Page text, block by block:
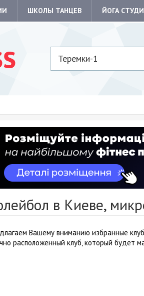
ШКОЛЫ ТАНЦЕВ ЙОГА
Теремки-1
в Киеве,
Вашему вниманию избранные
расположенный клуб, который будет